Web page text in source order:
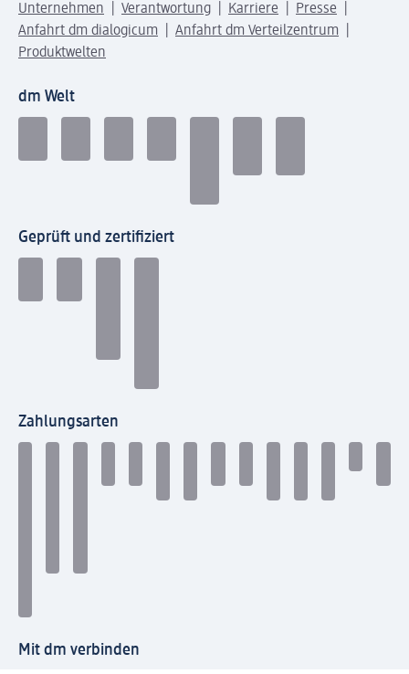
Unternehmen Verantwortung Karriere
Presse
Anfahrt dm dialogicum
Anfahrt dm Verteilzentrum
Produktwelten
dm Welt
Geprüft und zertifiziert
Zahlungsarten
Mit dm verbinden